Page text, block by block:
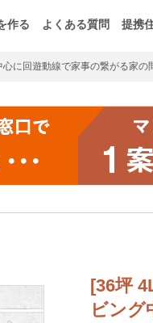
作る よくある質問 提携
に回遊動線で家事の繋がる家の
[36坪
ビング